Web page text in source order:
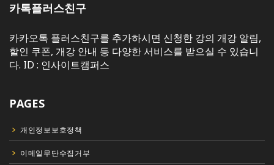
카톡플러스친구
카카오톡 플러스친구를 추가하시면 신청한 강의 개강 알림,
할인 쿠폰, 개강 안내 등 다양한 서비스를 받으실 수 있습니
다. ID : 인사이트캠퍼스
PAGES
개인정보보호정책
이메일무단수집거부